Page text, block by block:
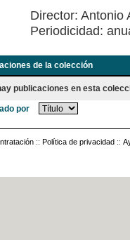
Director: Antonio
Periodicidad:
de la colección
publicaciones en esta
por
:: Política de privacidad ::